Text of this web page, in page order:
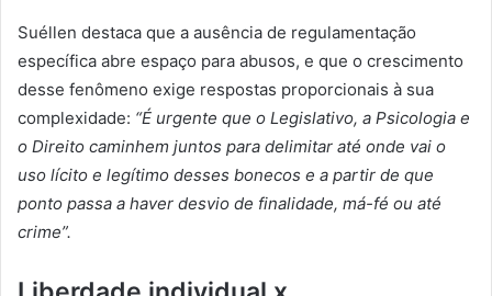
Suéllen destaca que a ausência de regulamentação
específica abre espaço para abusos, e que o crescimento
desse fenômeno exige respostas proporcionais à sua
complexidade: “É urgente que o Legislativo, a Psicologia e
o Direito caminhem juntos para delimitar até onde vai o
uso lícito e legítimo desses bonecos e a partir de que
ponto passa a haver desvio de finalidade, má-fé ou até
crime”.